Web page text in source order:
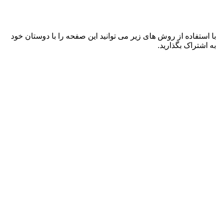
با استفاده از روش های زیر می توانید این صفحه را با دوستان خود
به اشتراک بگذارید.